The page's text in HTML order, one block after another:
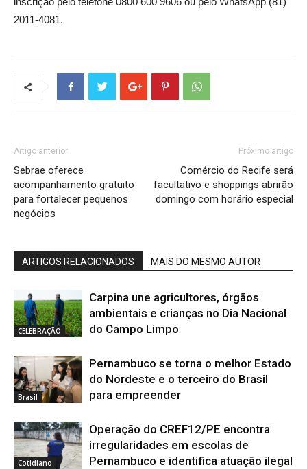
2011-4081.
Artigo anterior
Sebrae oferece
acompanhamento gratuito
para fortalecer pequenos
negócios
Próximo artigo
Comércio do Recife será
facultativo e shoppings abrirão
domingo com horário especial
ARTIGOS RELACIONADOS MAIS DO MESMO AUTOR
CELEBRAÇÃO
Carpina une agricultores, órgãos
ambientais e crianças no Dia Nacional
do Campo Limpo
Brasil
Pernambuco se torna o melhor Estado
do Nordeste e o terceiro do Brasil
para empreender
Cotidiano
Operação do CREF12/PE encontra
irregularidades em escolas de
Pernambuco e identifica atuação ilegal